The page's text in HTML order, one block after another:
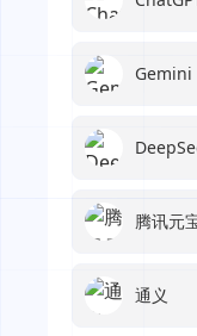
Gemini
腾讯元
通义